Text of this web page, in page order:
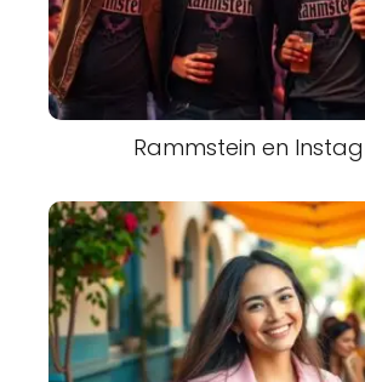
Rammstein en